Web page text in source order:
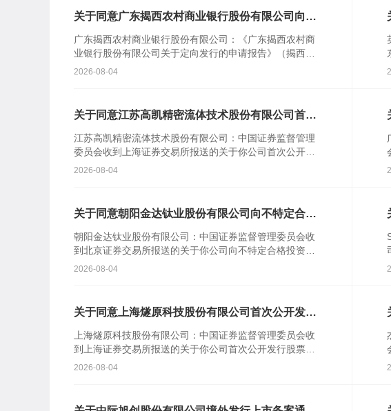
关于同意广东揭西农村商业银行股份有限公司向特
广东揭西农村商业银行股份有限公司：《广东揭西农村商
业银行股份有限公司关于定向发行的申请报告》（揭西农
商行报〔2026〕110号）及相关文件收悉。根据《中华人
2026-08-04
关于同意江苏高凯精密流体技术股份有限公司首次
江苏高凯精密流体技术股份有限公司：中国证券监督管理
委员会收到上海证券交易所报送的关于你公司首次公开发
行股票并在科创板上市的审核意见及你公司注册申请文
2026-08-04
关于同意朝阳金达钛业股份有限公司向不特定合格
朝阳金达钛业股份有限公司：中国证券监督管理委员会收
到北京证券交易所报送的关于你公司向不特定合格投资者
公开发行股票并在北京证券交易所上市的审核意见及你公
2026-08-04
关于同意上海燧原科技股份有限公司首次公开发行
上海燧原科技股份有限公司：中国证券监督管理委员会收
到上海证券交易所报送的关于你公司首次公开发行股票并
在科创板上市的审核意见及你公司注册申请文件。根据
2026-08-04